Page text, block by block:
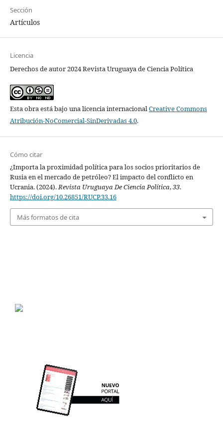
Sección
Artículos
Licencia
Derechos de autor 2024 Revista Uruguaya de Ciencia Política
Esta obra está bajo una licencia internacionalCreative Commons
Atribución-NoComercial-SinDerivadas 4.0.
Cómo citar
¿Importa la proximidad política para los socios prioritarios de
Rusia en el mercado de petróleo? El impacto del conflicto en
Ucrania. (2024).Revista Uruguaya De Ciencia Política,33.
https://doi.org/10.26851/RUCP.33.16
Más formatos de cita